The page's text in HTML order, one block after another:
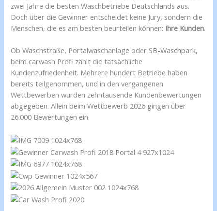
zwei Jahre die besten Waschbetriebe Deutschlands aus.
Doch über die Gewinner entscheidet keine Jury, sondern die
Menschen, die es am besten beurteilen können: Ihre Kunden.
Ob Waschstraße, Portalwaschanlage oder SB-Waschpark,
beim carwash Profi zählt die tatsächliche
Kundenzufriedenheit. Mehrere hundert Betriebe haben
bereits teilgenommen, und in den vergangenen
Wettbewerben wurden zehntausende Kundenbewertungen
abgegeben. Allein beim Wettbewerb 2026 gingen über
26.000 Bewertungen ein.